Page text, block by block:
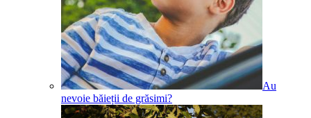
Au
nevoie băieții de grăsimi?